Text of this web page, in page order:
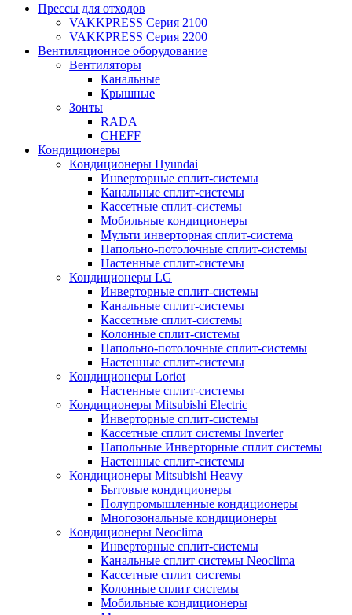
Прессы для отходов
VAKKPRESS Серия 2100
VAKKPRESS Серия 2200
Вентиляционное оборудование
Вентиляторы
Канальные
Крышные
Зонты
RADA
CHEFF
Кондиционеры
Кондиционеры Hyundai
Инверторные сплит-системы
Канальные сплит-системы
Кассетные сплит-системы
Мобильные кондиционеры
Мульти инверторная сплит-система
Напольно-потолочные сплит-системы
Настенные сплит-системы
Кондиционеры LG
Инверторные сплит-системы
Канальные сплит-системы
Кассетные сплит-системы
Колонные сплит-системы
Напольно-потолочные сплит-системы
Настенные сплит-системы
Кондиционеры Loriot
Настенные сплит-системы
Кондиционеры Mitsubishi Electric
Инверторные сплит-системы
Кассетные сплит системы Inverter
Напольные Инверторные сплит системы
Настенные сплит-системы
Кондиционеры Mitsubishi Heavy
Бытовые кондиционеры
Полупромышленные кондиционеры
Многозональные кондиционеры
Кондиционеры Neoclima
Инверторные сплит-системы
Канальные сплит системы Neoclima
Кассетные сплит системы
Колонные сплит системы
Мобильные кондиционеры